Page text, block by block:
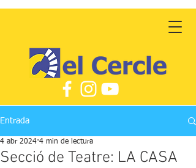
Entrada
Secció de Teatre: LA CASA
4 abr 2024 4 min de lectura